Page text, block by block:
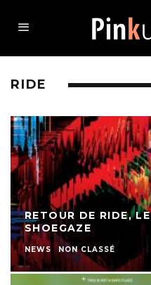
RIDE
RETOUR DE RIDE,
SHOEGAZE
NEWS NON CLASSÉ